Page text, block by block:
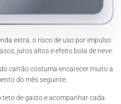
extra, o risco de uso por impulso
juros altos e efeito bola de neve.
cartão costuma encarecer muito a
do mês seguinte.
teto de gasto e acompanhar cada